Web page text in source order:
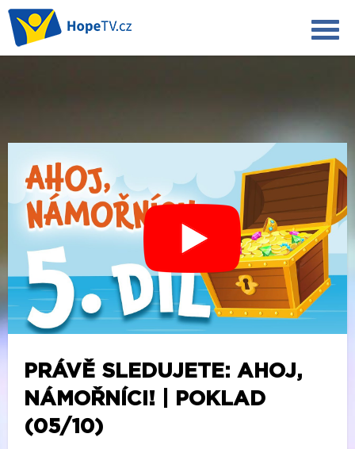
PRÁVĚ SLEDUJETE: AHOJ,
NÁMOŘNÍCI! | POKLAD
(05/10)